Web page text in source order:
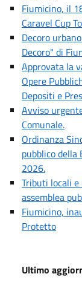
Fiumicino, il
Caravel Cup
Decoro
Decoro" di
Approvata la
Opere
Depositi e
Avviso
Comunale.
Ordinanza
pubblico della
2026.
Tributi locali
assemblea
Fiumicino,
Protetto
Ultimo